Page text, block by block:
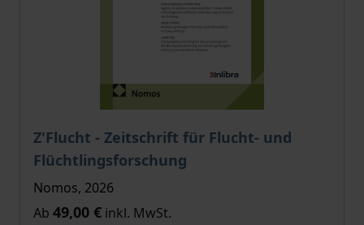
Z'Flucht - Zeitschrift für Flucht- und
Flüchtlingsforschung
Der Preis dieses Titels richtet sich nach der
Nomos, 2026
Ab 49,00 € inkl. MwSt.